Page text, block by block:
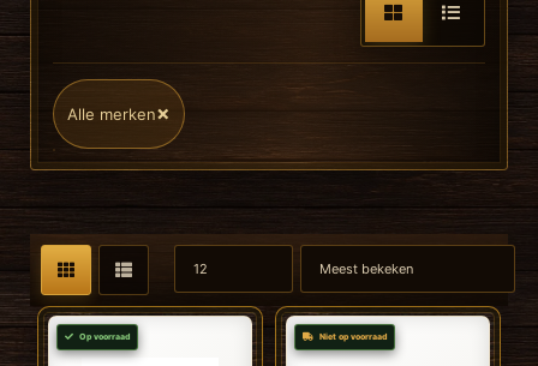
Alle merken×
Op voorraad Niet op voorraad